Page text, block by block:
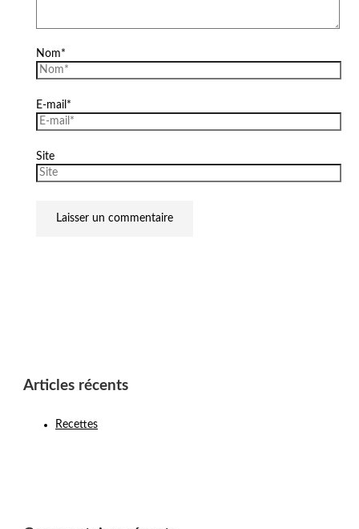
Articles récents
Recettes
Nom*
E-mail*
Site